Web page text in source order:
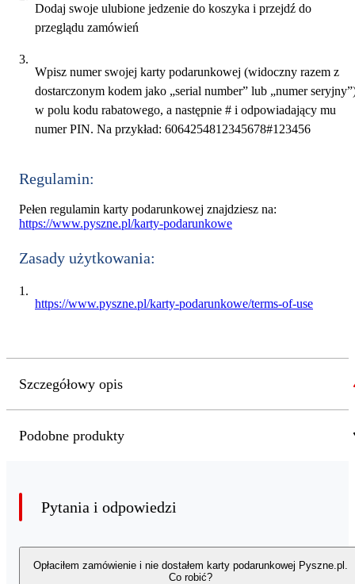
Dodaj swoje ulubione jedzenie do koszyka i przejdź do
przeglądu zamówień
Wpisz numer swojej karty podarunkowej (widoczny razem z
dostarczonym kodem jako „serial number” lub „numer
w polu kodu rabatowego, a następnie # i odpowiadający mu
numer PIN. Na przykład: 6064254812345678#123456
Regulamin:
Pełen regulamin karty podarunkowej znajdziesz na:
https://www.pyszne.pl/karty-podarunkowe
Zasady użytkowania:
https://www.pyszne.pl/karty-podarunkowe/terms-of-use
Szczegółowy opis
Podobne produkty
Pytania i odpowiedzi
Opłaciłem zamówienie i nie dostałem karty podarunkowej Pyszne.pl.
Co robić?